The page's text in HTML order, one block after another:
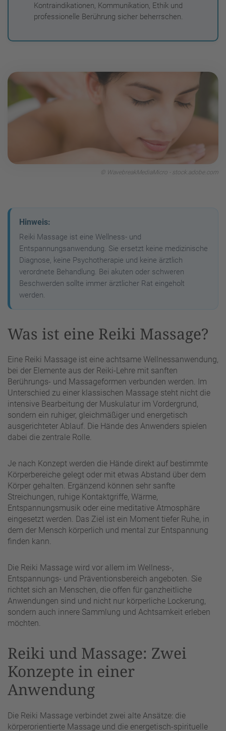
Kontraindikationen, Kommunikation, Ethik und
professionelle Berührung sicher beherrschen.
© WavebreakMediaMicro - stock.adobe.com
Hinweis:
Reiki Massage ist eine Wellness- und
Entspannungsanwendung. Sie ersetzt keine medizinische
Diagnose, keine Psychotherapie und keine ärztlich
verordnete Behandlung. Bei akuten oder schweren
Beschwerden sollte immer ärztlicher Rat eingeholt
werden.
Was ist eine Reiki Massage?
Eine Reiki Massage ist eine achtsame Wellnessanwendung,
bei der Elemente aus der Reiki-Lehre mit sanften
Berührungs- und Massageformen verbunden werden. Im
Unterschied zu einer klassischen Massage steht nicht die
intensive Bearbeitung der Muskulatur im Vordergrund,
sondern ein ruhiger, gleichmäßiger und energetisch
ausgerichteter Ablauf. Die Hände des Anwenders spielen
dabei die zentrale Rolle.
Je nach Konzept werden die Hände direkt auf bestimmte
Körperbereiche gelegt oder mit etwas Abstand über dem
Körper gehalten. Ergänzend können sehr sanfte
Streichungen, ruhige Kontaktgriffe, Wärme,
Entspannungsmusik oder eine meditative Atmosphäre
eingesetzt werden. Das Ziel ist ein Moment tiefer Ruhe, in
dem der Mensch körperlich und mental zur Entspannung
finden kann.
Die Reiki Massage wird vor allem im Wellness-,
Entspannungs- und Präventionsbereich angeboten. Sie
richtet sich an Menschen, die offen für ganzheitliche
Anwendungen sind und nicht nur körperliche Lockerung,
sondern auch innere Sammlung und Achtsamkeit erleben
möchten.
Reiki und Massage: Zwei
Konzepte in einer
Anwendung
Die Reiki Massage verbindet zwei alte Ansätze: die
körperorientierte Massage und die energetisch-spirituelle